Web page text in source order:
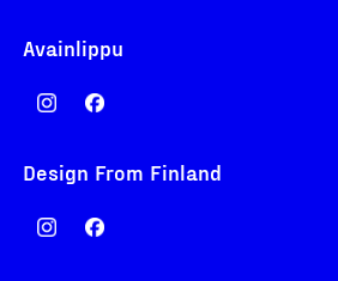
Avainlippu
Design From Finland